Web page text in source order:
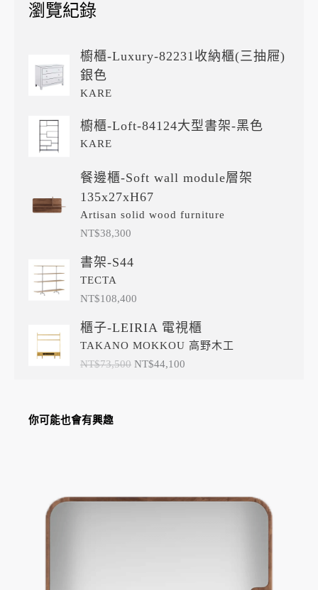
瀏覽紀錄
櫥櫃-Luxury-82231收納櫃(三抽屜)
銀色
KARE
櫥櫃-Loft-84124大型書架-黑色
KARE
餐邊櫃-Soft wall module層架
135x27xH67
Artisan solid wood furniture
NT$38,300
書架-S44
TECTA
NT$108,400
櫃子-LEIRIA 電視櫃
TAKANO MOKKOU 高野木工
NT$73,500
始
價
格：
NT$44,100
目
前
價
格：
你可能也會有興趣